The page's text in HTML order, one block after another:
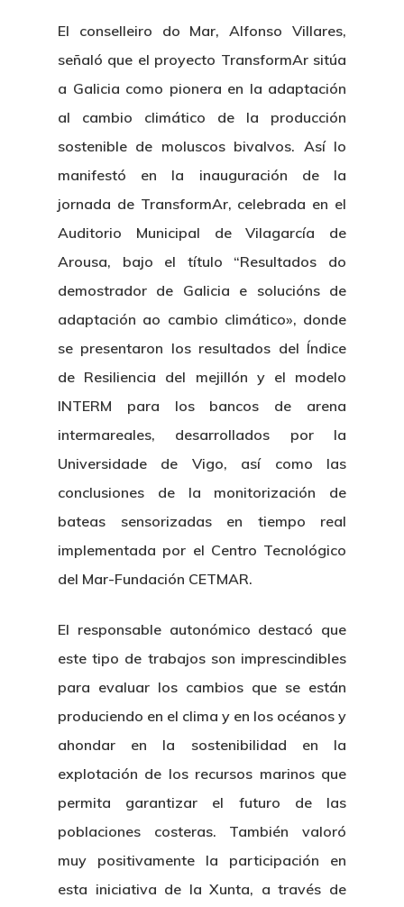
El conselleiro do Mar, Alfonso Villares,
señaló que el proyecto TransformAr sitúa
a Galicia como pionera en la adaptación
al cambio climático de la producción
sostenible de moluscos bivalvos. Así lo
manifestó en la inauguración de la
jornada de TransformAr, celebrada en el
Auditorio Municipal de Vilagarcía de
Arousa, bajo el título “Resultados do
demostrador de Galicia e solucións de
adaptación ao cambio climático», donde
se presentaron los resultados del Índice
de Resiliencia del mejillón y el modelo
INTERM para los bancos de arena
intermareales, desarrollados por la
Universidade de Vigo, así como las
conclusiones de la monitorización de
bateas sensorizadas en tiempo real
implementada por el Centro Tecnológico
del Mar-Fundación CETMAR.
El responsable autonómico destacó que
este tipo de trabajos son imprescindibles
para evaluar los cambios que se están
produciendo en el clima y en los océanos y
ahondar en la sostenibilidad en la
explotación de los recursos marinos que
permita garantizar el futuro de las
poblaciones costeras. También valoró
muy positivamente la participación en
esta iniciativa de la Xunta, a través de
Nosotros
Directorio De Personal
Identidad Corporativa
Manual De Identidad
Contacto
Novedades
Actualidad
Eventos
Proyectos
Publicaciones
Memoria
Contratación